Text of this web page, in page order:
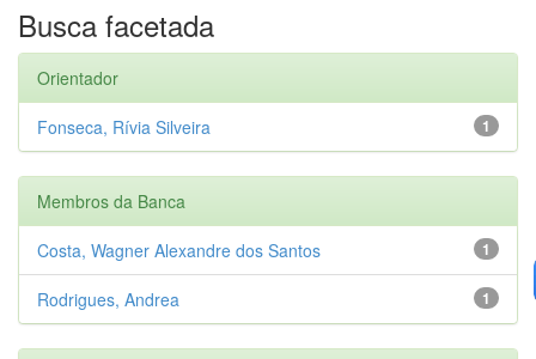
Busca facetada
Orientador
1
Fonseca, Rívia Silveira
Membros da Banca
1
Costa, Wagner Alexandre dos Santos
1
Rodrigues, Andrea